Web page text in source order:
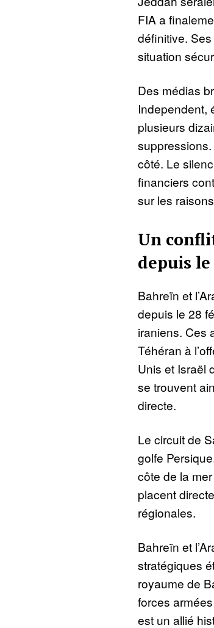
FIA a
définitive.
situation
Des médias
Independent,
plusieurs
suppressions.
côté. Le
financiers
sur les
Un
depuis
Bahreïn et
depuis le 28
iraniens. Ces
Téhéran à
Unis et Israël
se trouvent
directe.
Le circuit de
golfe
côte de la
placent
régionales.
Bahreïn et
stratégiques
royaume de
forces
est un allié